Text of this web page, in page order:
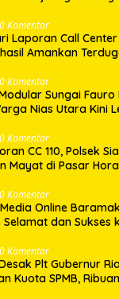
0 Komentar
Laporan Call Center
Amankan
0 Komentar
Sungai Fauro
Nias Utara Kini
0 Komentar
CC 110, Polsek
Mayat di Pasar
0 Komentar
Online
dan Sukses
0 Komentar
Plt Gubernur
Kuota SPMB,